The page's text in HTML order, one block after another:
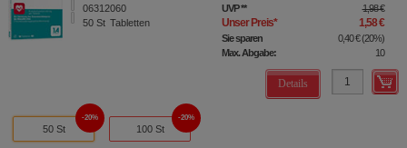
06312060
50 St Tabletten
UVP** 1,98 €
Unser Preis* 1,58 €
Sie sparen 0,40 €(20%)
Max. Abgabe:
10
Details
50 St
20%
100 St
20%